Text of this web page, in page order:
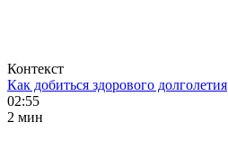
Контекст
Как добиться здорового долголетия
02:55
2 мин